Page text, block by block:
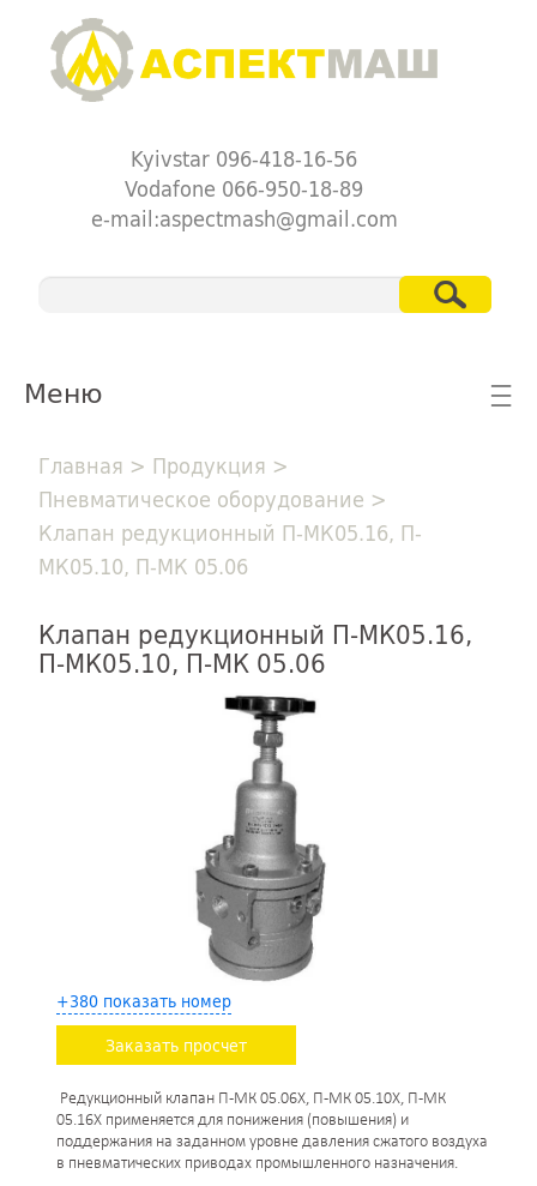
Kyivstar 096-418-16-56
Vodafone 066-950-18-89
e-mail:aspectmash@gmail.com
Меню ☰
Главная > Продукция >
Пневматическое оборудование >
Клапан редукционный П-МК05.16, П-
МК05.10, П-МК 05.06
Клапан редукционный П-МК05.16,
П-МК05.10, П-МК 05.06
+380 показать номер
Заказать просчет
Редукционный клапан П-МК 05.06Х, П-МК 05.10Х, П-МК
05.16Х применяется для понижения (повышения) и
поддержания на заданном уровне давления сжатого воздуха
в пневматических приводах промышленного назначения.